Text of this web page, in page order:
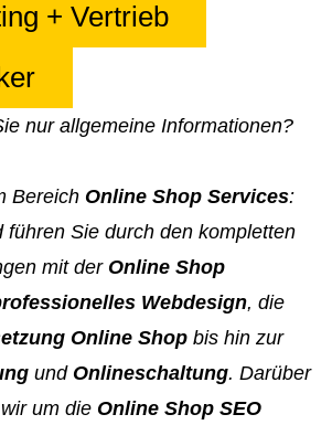
+ Vertrieb
nur allgemeine Informationen?
Bereich Online Shop Services:
führen Sie durch den kompletten
mit der Online Shop
Webdesign, die
Online Shop bis hin zur
und Onlineschaltung. Darüber
um die Online Shop SEO